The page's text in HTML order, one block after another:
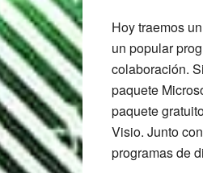
Hoy traemos
un popular
colaboración.
paquete
paquete
Visio. Junto
programas de